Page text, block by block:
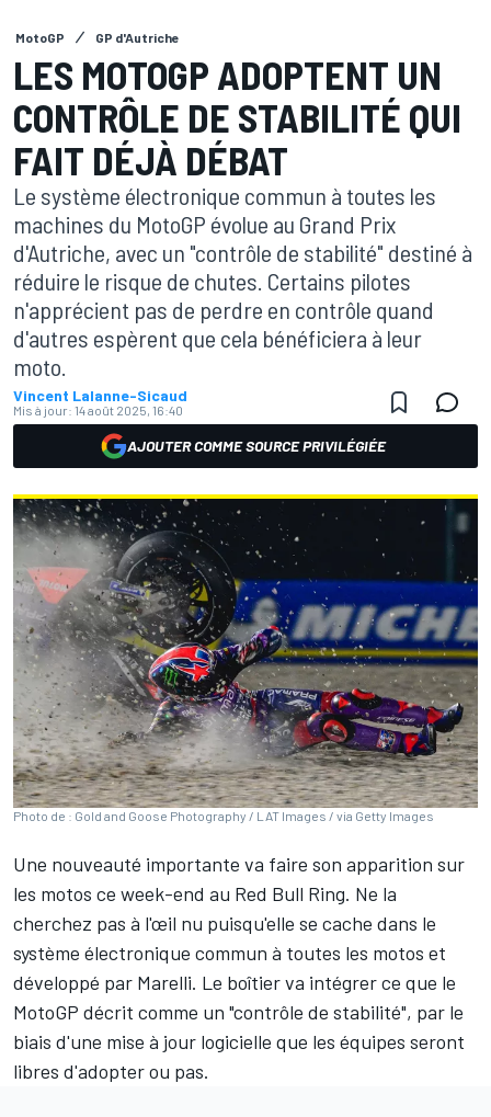
MotoGP GP d'Autriche
LES MOTOGP ADOPTENT UN
CONTRÔLE DE STABILITÉ QUI
FAIT DÉJÀ DÉBAT
Le système électronique commun à toutes les
machines du MotoGP évolue au Grand Prix
d'Autriche, avec un "contrôle de stabilité" destiné à
réduire le risque de chutes. Certains pilotes
n'apprécient pas de perdre en contrôle quand
d'autres espèrent que cela bénéficiera à leur
moto.
Vincent Lalanne-Sicaud
Mis à jour: 14 août 2025, 16:40
AJOUTER COMME SOURCE PRIVILÉGIÉE
Photo de : Gold and Goose Photography / LAT Images / via Getty Images
Une nouveauté importante va faire son apparition sur
les motos ce week-end au Red Bull Ring. Ne la
cherchez pas à l'œil nu puisqu'elle se cache dans le
système électronique commun à toutes les motos et
développé par Marelli. Le boîtier va intégrer ce que le
MotoGP décrit comme un "contrôle de stabilité", par le
biais d'une mise à jour logicielle que les équipes seront
libres d'adopter ou pas.